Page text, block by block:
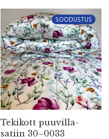
SOODUSTUS
Tekikott puuvil­la­
satiin 30–0033